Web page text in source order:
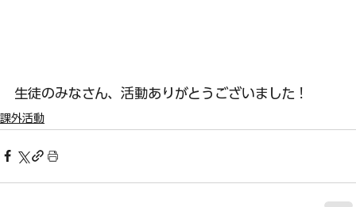
生徒のみなさん、活動ありがとうございました！
課外活動